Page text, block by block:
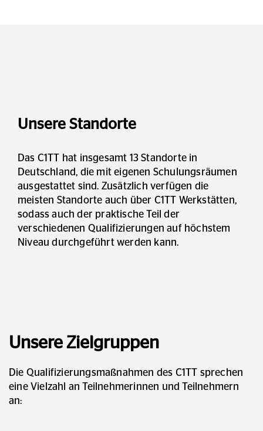
Unsere Standorte
Das C1TT hat insgesamt 13 Standorte in
Deutschland, die mit eigenen Schulungsräumen
ausgestattet sind. Zusätzlich verfügen die
meisten Standorte auch über C1TT Werkstätten,
sodass auch der praktische Teil der
verschiedenen Qualifizierungen auf höchstem
Niveau durchgeführt werden kann.
Unsere Zielgruppen
Die Qualifizierungsmaßnahmen des C1TT sprechen
eine Vielzahl an Teilnehmerinnen und Teilnehmern
an: